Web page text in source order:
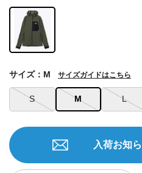
S M L
サイズ：M サイズガイドはこちら
入荷お知